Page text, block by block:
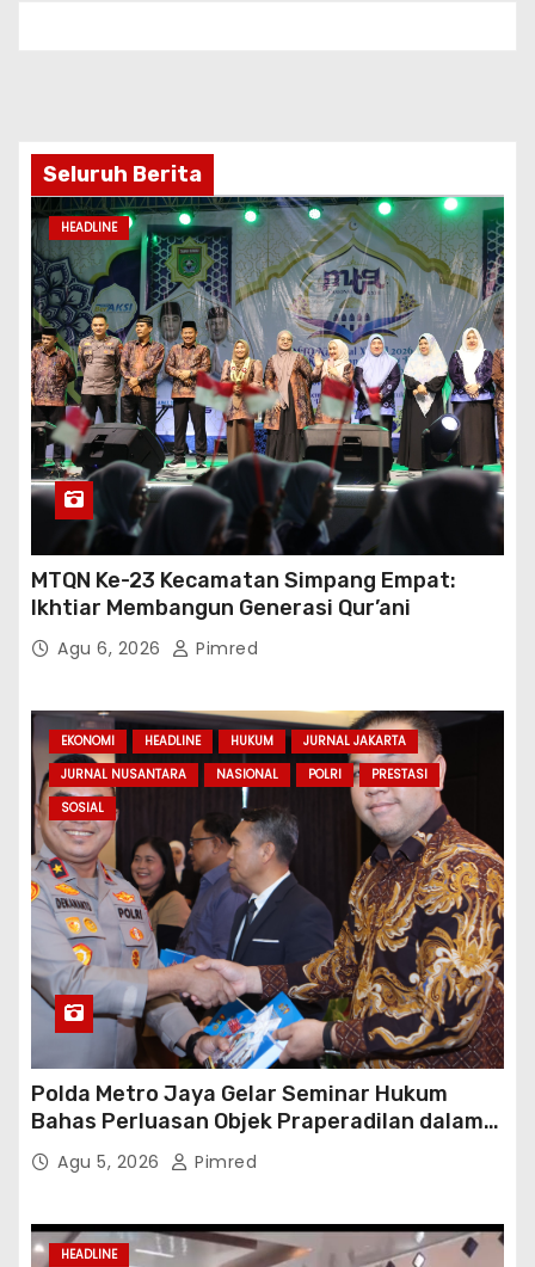
Seluruh Berita
HEADLINE
MTQN Ke-23 Kecamatan Simpang Empat:
Ikhtiar Membangun Generasi Qur’ani
Agu 6, 2026 Pimred
EKONOMI HEADLINE HUKUM
JURNAL JAKARTA
JURNAL NUSANTARA
NASIONAL POLRI
PRESTASI
SOSIAL
Polda Metro Jaya Gelar Seminar Hukum
Bahas Perluasan Objek Praperadilan dalam
KUHAP Baru
Agu 5, 2026 Pimred
HEADLINE